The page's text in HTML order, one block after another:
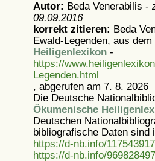
Autor: Beda Venerabilis -
09.09.2016
korrekt zitieren: Beda
Ewald-Legenden, aus dem
Heiligenlexikon-
https://
Legenden.html
, abgerufen am 7. 8. 2026
Die Deutsche
Ökumenische
Deutschen
bibliografische Daten sind
https://d-nb.info/
https://d-nb.info/969828497